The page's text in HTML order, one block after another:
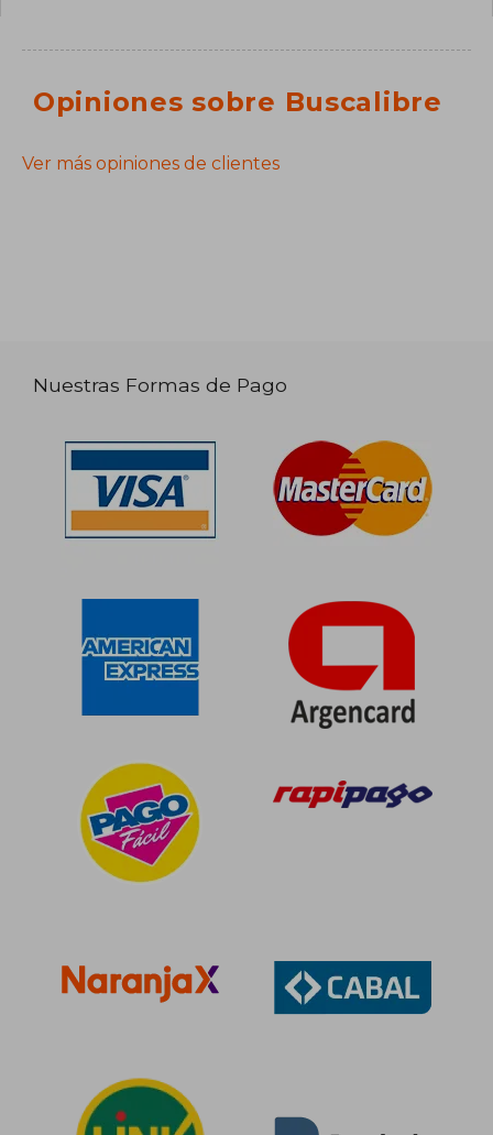
Opiniones sobre Buscalibre
Ver más opiniones de clientes
Nuestras Formas de Pago